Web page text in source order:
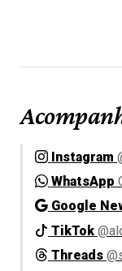
Instagram
WhatsApp
Google
TikTok
Threads